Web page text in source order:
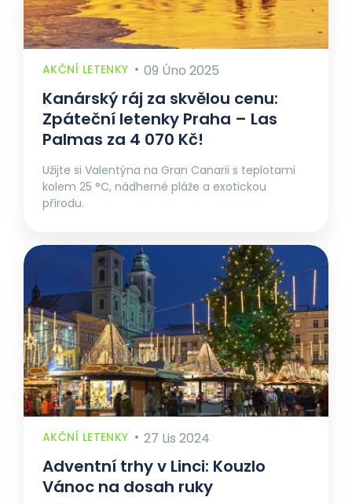
AKČNÍ LETENKY 09 Úno 2025
Kanárský ráj za skvělou cenu:
Zpáteční letenky Praha – Las
Palmas za 4 070 Kč!
Užijte si Valentýna na Gran Canarii s teplotami
kolem 25 °C, nádherné pláže a exotickou
přírodu.
AKČNÍ LETENKY 27 Lis 2024
Adventní trhy v Linci: Kouzlo
Vánoc na dosah ruky